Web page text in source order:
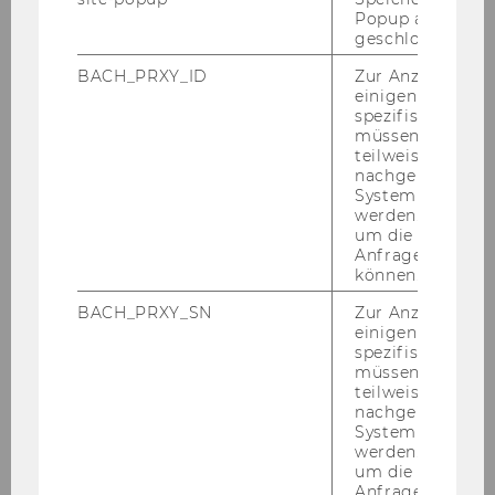
andere Betroffene
kennenlernen
Erfahrungen und
Bewältigungsstrategien
Unterstützung finden
Anmeldung
Anmeldung geschlossen
Die Teilnahme ist
begrenzt, es gilt „first
Popup
geschlossen
BACH_PRXY_ID
Zur Anzeige von
einigen WU-
spezifischen
müssen
teilweise von
nachgelagerten
System
werden.
um die Antwort
Anfrage
können.
BACH_PRXY_SN
Zur Anzeige von
einigen WU-
spezifischen
müssen
teilweise von
nachgelagerten
System
werden.
um die Antwort